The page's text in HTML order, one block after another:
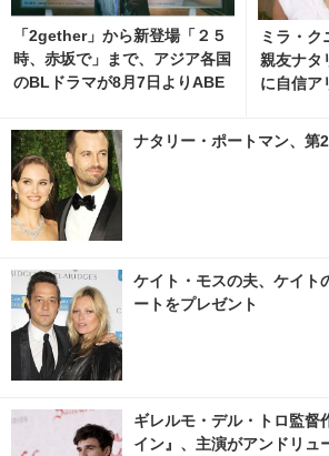
「2gether」から新登場「２５
時、赤坂で」まで、アジア各国
のBLドラマが8月7日よりABE
ミラ・
親友ナタ
に自信ア
ナタリー・ポートマン、第2
ケイト・モスの夫、ケイト
ートをプレゼント
ギレルモ・デル・トロ監督
イン』、主演がアンドリュ